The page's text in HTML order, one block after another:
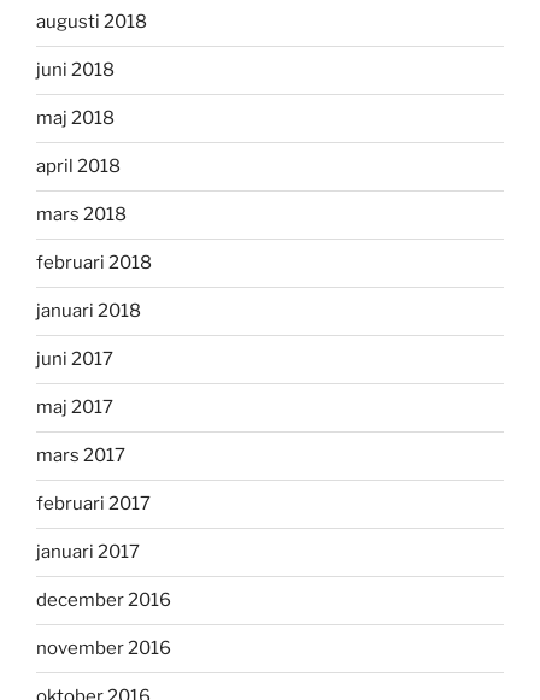
augusti 2018
juni 2018
maj 2018
april 2018
mars 2018
februari 2018
januari 2018
juni 2017
maj 2017
mars 2017
februari 2017
januari 2017
december 2016
november 2016